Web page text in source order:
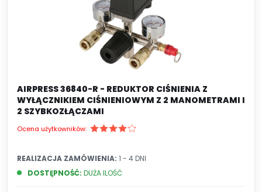
AIRPRESS 36840-R - REDUKTOR CIŚNIENIA Z
WYŁĄCZNIKIEM CIŚNIENIOWYM Z 2 MANOMETRAMI I
2 SZYBKOZŁĄCZAMI
Ocena użytkowników:
DOSTĘPNOŚĆ: DUŻA ILOŚĆ
REALIZACJA ZAMÓWIENIA: 1 - 4 DNI